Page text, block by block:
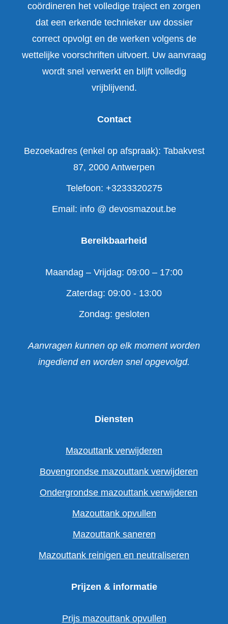
coördineren het volledige traject en zorgen
dat een erkende technieker uw dossier
correct opvolgt en de werken volgens de
wettelijke voorschriften uitvoert. Uw aanvraag
wordt snel verwerkt en blijft volledig
vrijblijvend.
Contact
Bezoekadres (enkel op afspraak): Tabakvest
87, 2000 Antwerpen
Telefoon: +3233320275
Email: info @ devosmazout.be
Bereikbaarheid
Maandag – Vrijdag: 09:00 – 17:00
Zaterdag: 09:00 - 13:00
Zondag: gesloten
Aanvragen kunnen op elk moment worden
ingediend en worden snel opgevolgd.
Diensten
Mazouttank verwijderen
Bovengrondse mazouttank verwijderen
Ondergrondse mazouttank verwijderen
Mazouttank opvullen
Mazouttank saneren
Mazouttank reinigen en neutraliseren
Prijzen & informatie
Prijs mazouttank opvullen